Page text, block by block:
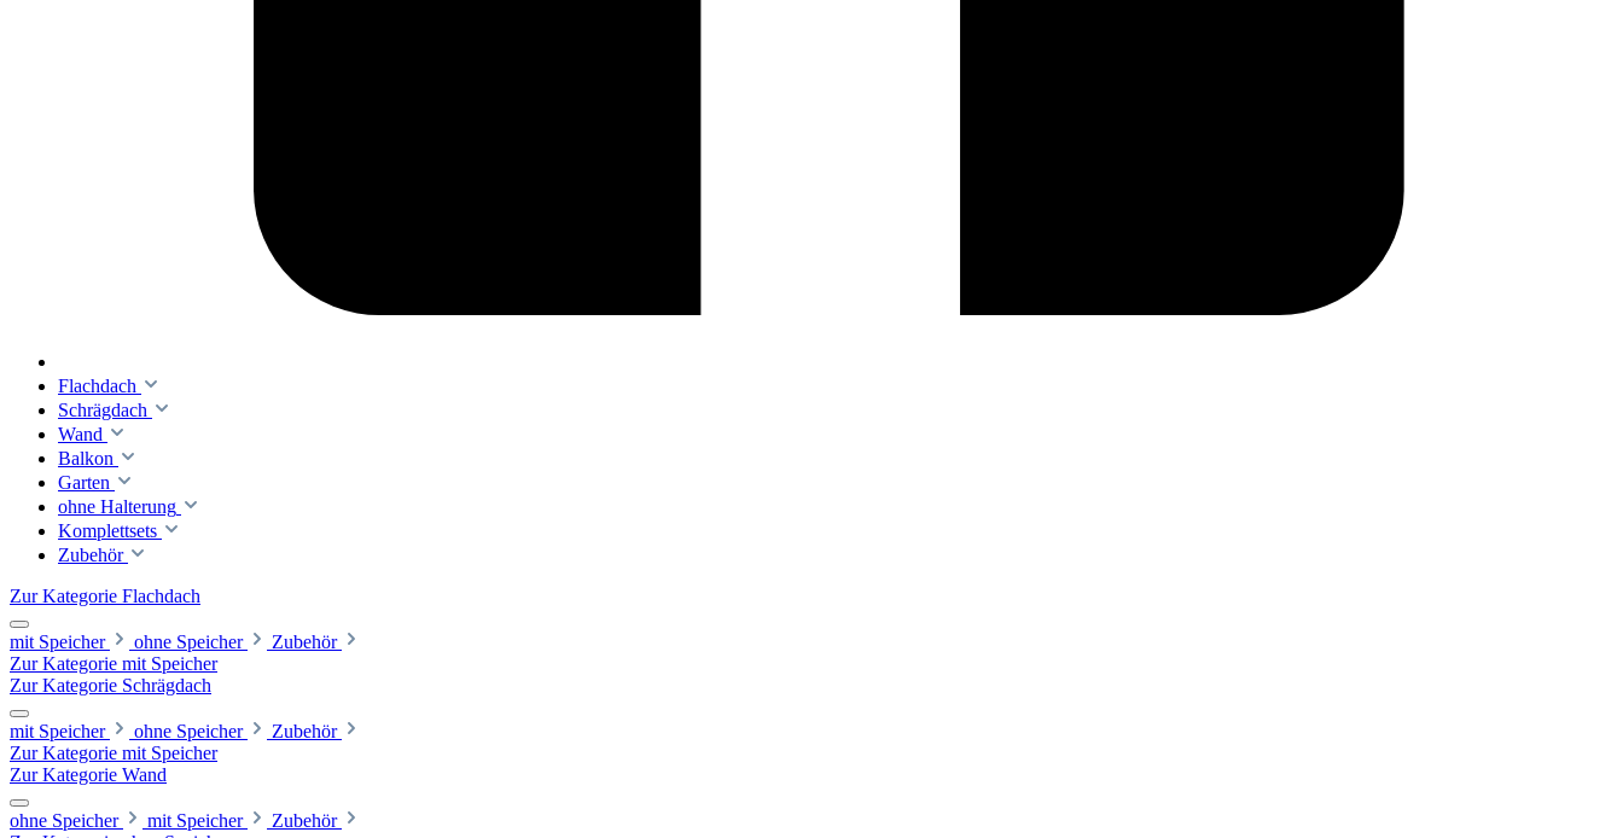
Flachdach
Schrägdach
Wand
Balkon
Garten
ohne Halterung
Komplettsets
Zubehör
Zur Kategorie Flachdach
mit Speicher ohne Speicher
Zubehör
Zur Kategorie mit Speicher
Zur Kategorie Schrägdach
mit Speicher ohne Speicher
Zubehör
Zur Kategorie mit Speicher
Zur Kategorie Wand
ohne Speicher mit Speicher
Zubehör